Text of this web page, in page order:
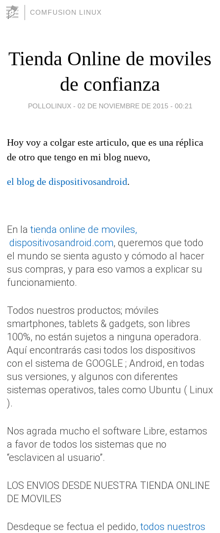
COMFUSION LINUX
Tienda Online de moviles
de confianza
POLLOLINUX - 02 DE NOVIEMBRE DE 2015 - 00:21
Hoy voy a colgar este articulo, que es una réplica
de otro que tengo en mi blog nuevo,
el blog de dispositivosandroid.
En latienda online de moviles,
dispositivosandroid.com, queremos que todo
el mundo se sienta agusto y cómodo al hacer
sus compras, y para eso vamos a explicar su
funcionamiento.
Todos nuestros productos; móviles
smartphones, tablets & gadgets, son libres
100%, no están sujetos a ninguna operadora.
Aquí encontrarás casi todos los dispositivos
con el sistema de GOOGLE ; Android, en todas
sus versiones, y algunos con diferentes
sistemas operativos, tales como Ubuntu ( Linux
).
Nos agrada mucho el software Libre, estamos
a favor de todos los sistemas que no
“esclavicen al usuario”.
LOS ENVIOS DESDE NUESTRA TIENDA ONLINE
DE MOVILES
Desdeque se fectua el pedido,todos nuestros